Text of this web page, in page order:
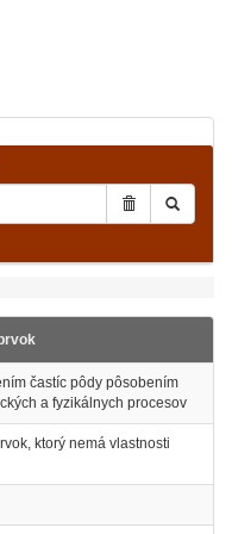
častíc pôdy pôsobením
a fyzikálnych procesov
ktorý nemá vlastnosti